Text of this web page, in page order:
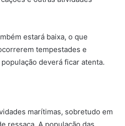
estará baixa, o que
tempestades e
deverá ficar atenta.
marítimas, sobretudo em